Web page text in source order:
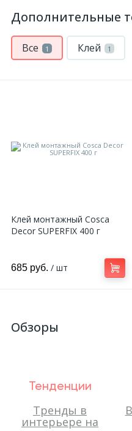
Дополнительные
Все 1 Клей 1
Клей монтажный Cosca
Decor SUPERFIX 400 г
685 руб. / шт
Обзоры
Тенденции
Тренды в
интерьере на